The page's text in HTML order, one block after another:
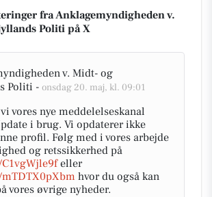
fra Anklagemyndigheden v.
Politi på X
v. Midt- og
Politi - onsdag 20. maj, kl. 09:01
vores nye meddelelseskanal
i brug. Vi opdaterer ikke
profil. Følg med i vores arbejde
og retssikkerhed på
eller
hvor du også kan
vores øvrige nyheder.